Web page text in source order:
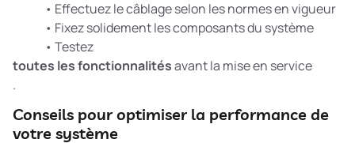
• Effectuez le câblage selon les normes en vigueur
• Fixez solidement les composants du système
• Testez
toutes les fonctionnalitésavant la mise en service
.
Conseils pour optimiser la performance de
votre système